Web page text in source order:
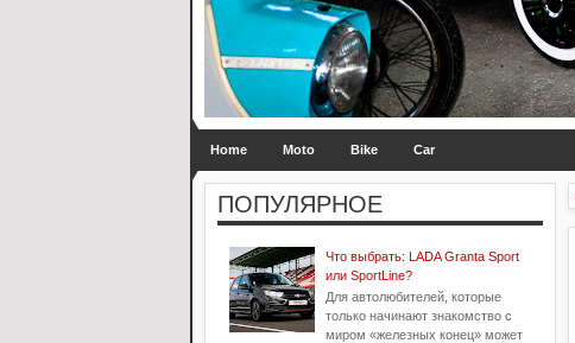
Home Moto Bike Car
ПОПУЛЯРНОЕ
Что выбрать: LADA Granta Sport
или SportLine?
Для автолюбителей, которые
только начинают знакомство с
миром «железных конец» может